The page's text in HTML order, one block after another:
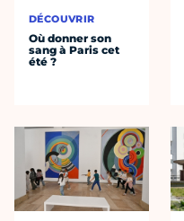
DÉCOUVRIR
Où donner son
sang à Paris cet
été ?